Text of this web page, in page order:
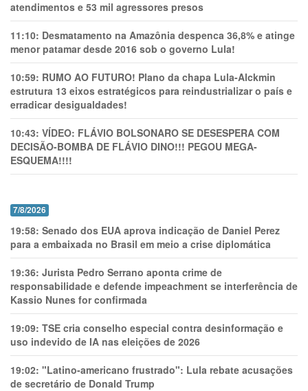
atendimentos e 53 mil agressores presos
11:10: Desmatamento na Amazônia despenca 36,8% e atinge
menor patamar desde 2016 sob o governo Lula!
10:59: RUMO AO FUTURO! Plano da chapa Lula-Alckmin
estrutura 13 eixos estratégicos para reindustrializar o país e
erradicar desigualdades!
10:43: VÍDEO: FLÁVIO BOLSONARO SE DESESPERA COM
DECISÃO-BOMBA DE FLÁVIO DINO!!! PEGOU MEGA-
ESQUEMA!!!!
7/8/2026
19:58: Senado dos EUA aprova indicação de Daniel Perez
para a embaixada no Brasil em meio a crise diplomática
19:36: Jurista Pedro Serrano aponta crime de
responsabilidade e defende impeachment se interferência de
Kassio Nunes for confirmada
19:09: TSE cria conselho especial contra desinformação e
uso indevido de IA nas eleições de 2026
19:02: "Latino-americano frustrado": Lula rebate acusações
de secretário de Donald Trump